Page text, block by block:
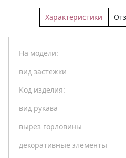
Характеристики
На модели:
вид застежки
Код изделия:
вид рукава
вырез горловины
декоративные элементы